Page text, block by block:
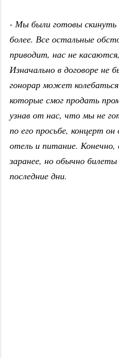
- Мы были готовы скинуть
более. Все остальные
приводит, нас не
Изначально в договоре не
гонорар может
которые смог продать
узнав от нас, что мы не
по его просьбе, концерт
отель и питание. Конечно,
заранее, но обычно
последние дни.